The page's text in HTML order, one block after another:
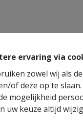
ervaring via
zowel wij als
deze op te
mogelijkheid
uw keuze altijd